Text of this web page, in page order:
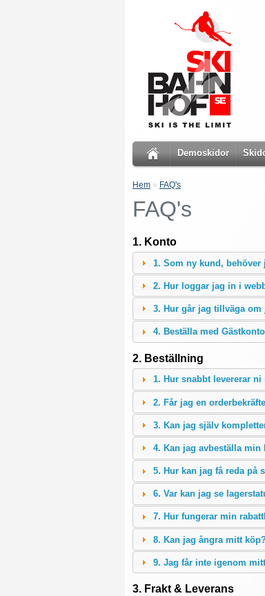
Demoskidor
Hem » FAQ's
FAQ's
1. Konto
1. Som ny kund, behöver
2. Hur loggar jag in i
3. Hur går jag tillväga
4. Beställa med Gästkonto
2. Beställning
1. Hur snabbt levererar
2. Får jag en
3. Kan jag själv
4. Kan jag avbeställa min
5. Hur kan jag få reda på
6. Var kan jag se
7. Hur fungerar min
8. Kan jag ångra mitt
9. Jag får inte igenom
3. Frakt & Leverans